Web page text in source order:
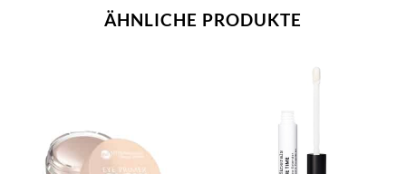
ÄHNLICHE PRODUKTE